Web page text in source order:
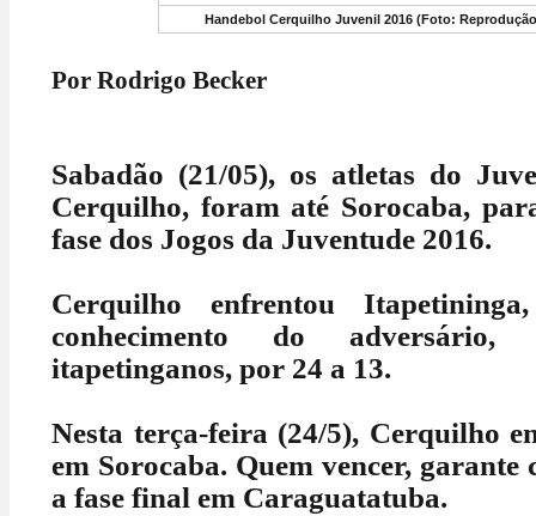
Handebol Cerquilho Juvenil 2016 (Foto:
Por Rodrigo Becker
Sabadão (21/05), os atletas do
Cerquilho, foram até Sorocaba,
fase dos Jogos da Juventude 2016.
Cerquilho enfrentou
conhecimento do
itapetinganos, por 24 a 13.
Nesta terça-feira (24/5), Cerquilho
em Sorocaba. Quem vencer, garante
a fase final em Caraguatatuba.